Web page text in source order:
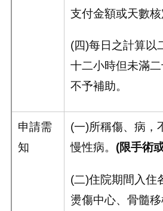
支付金額或天數核
(四)每日之計算以
十二小時但未滿
不予補助。
申請需
知
(一)所稱傷、病，
慢性病。 (限手術
(二)住院期間入住
燙傷中心、骨髓